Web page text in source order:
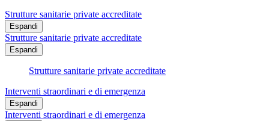
Strutture sanitarie private accreditate
Espandi
Strutture sanitarie private accreditate
Espandi
Strutture sanitarie private accreditate
Interventi straordinari e di emergenza
Espandi
Interventi straordinari e di emergenza